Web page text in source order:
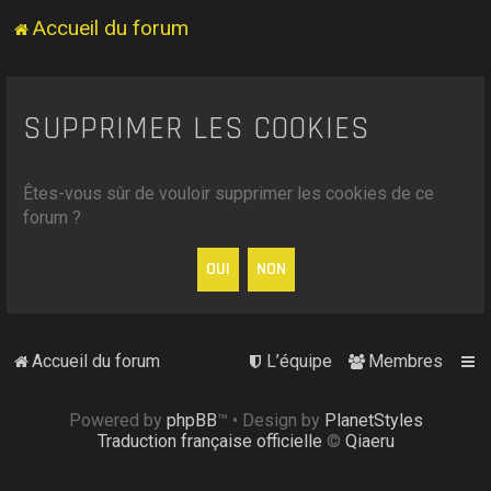
Accueil du forum
SUPPRIMER LES COOKIES
Êtes-vous sûr de vouloir supprimer les cookies de ce
forum ?
Accueil du forum Membres
L’équipe
Powered by phpBB™ • Design by PlanetStyles
Traduction française officielle © Qiaeru